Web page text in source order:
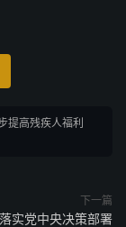
提高残疾人福利
下一篇
实党中央决策部署